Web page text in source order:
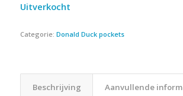
Uitverkocht
Categorie: Donald Duck pockets
Beschrijving Aanvullende